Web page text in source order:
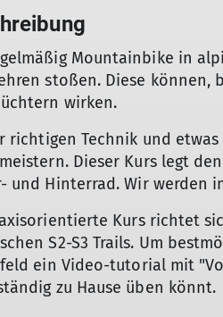
Mountainbike in
stoßen. Diese können,
wirken.
richtigen Technik und
Dieser Kurs legt
und Hinterrad. Wir werden
Kurs richtet
S2-S3 Trails. Um
ein Video-tutorial mit
zu Hause üben könnt.